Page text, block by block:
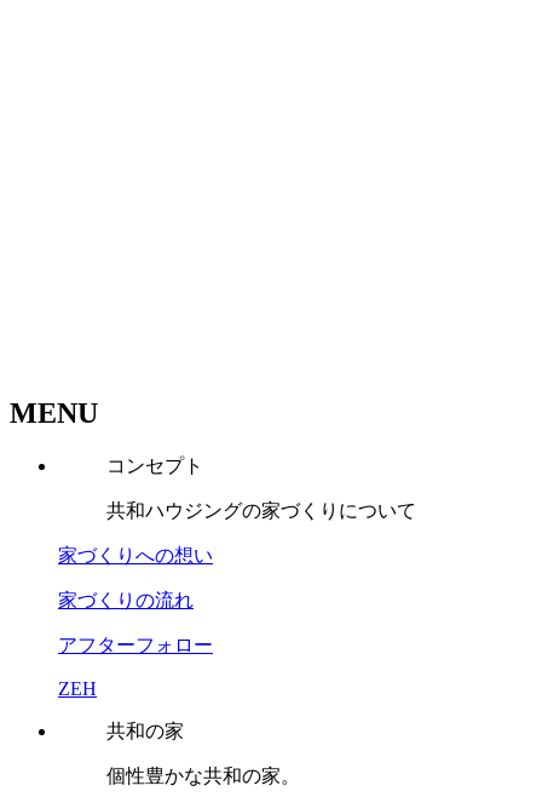
MENU
コンセプト
共和ハウジングの家づくりについて
家づくりへの想い
家づくりの流れ
アフターフォロー
ZEH
共和の家
個性豊かな共和の家。